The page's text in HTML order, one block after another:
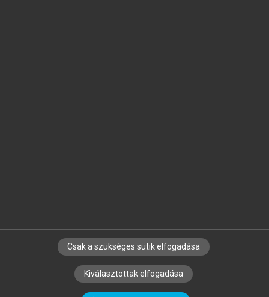
SZERZŐKNEK CÉGEKNEK KÖNYVTÁROSOKNAK
SZERKESZTÉSI ÉS LEKTORÁLÁSI ALAPELVEK
Csak a szükséges sütik elfogadása
Kiválasztottak elfogadása